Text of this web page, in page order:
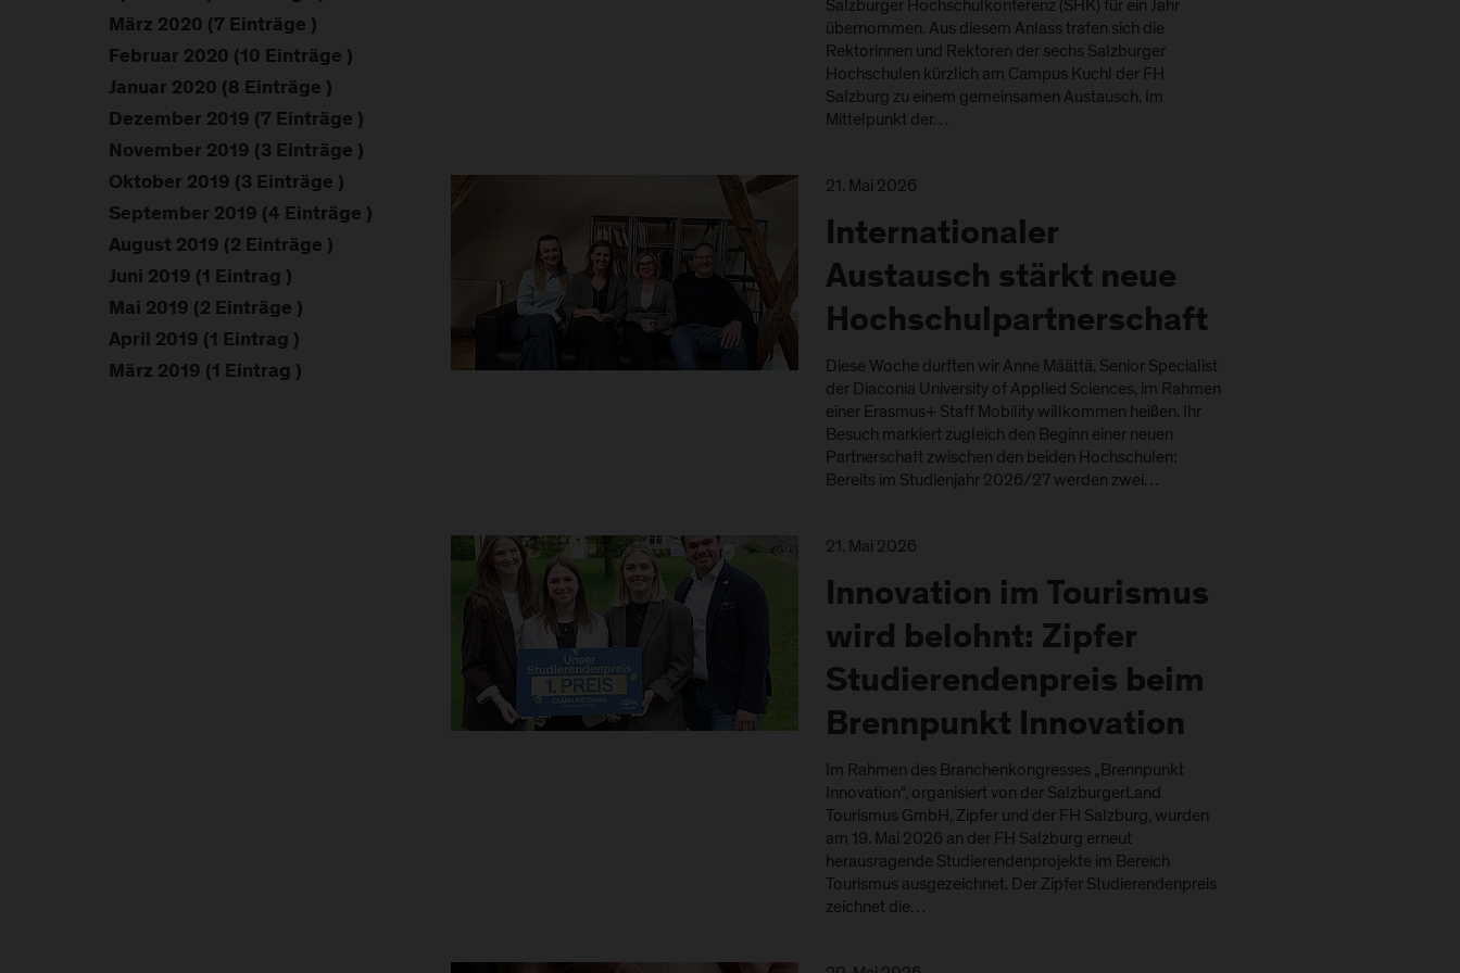
Salzburger Hochschulkonferenz (SHK) für ein Jahr
übernommen. Aus diesem Anlass trafen sich die
Rektorinnen und Rektoren der sechs Salzburger
Hochschulen kürzlich am Campus Kuchl der FH
Salzburg zu einem gemeinsamen Austausch. Im
Mittelpunkt der…
21. Mai 2026
Internationaler
Austausch stärkt neue
Hochschulpartnerschaft
Diese Woche durften wir Anne Määttä, Senior Specialist
der Diaconia University of Applied Sciences, im Rahmen
einer Erasmus+ Staff Mobility willkommen heißen. Ihr
Besuch markiert zugleich den Beginn einer neuen
Partnerschaft zwischen den beiden Hochschulen:
Bereits im Studienjahr 2026/27 werden zwei…
21. Mai 2026
Innovation im Tourismus
wird belohnt: Zipfer
Studierendenpreis beim
Brennpunkt Innovation
Im Rahmen des Branchenkongresses „Brennpunkt
Innovation“, organisiert von der SalzburgerLand
Tourismus GmbH, Zipfer und der FH Salzburg, wurden
am 19. Mai 2026 an der FH Salzburg erneut
herausragende Studierendenprojekte im Bereich
Tourismus ausgezeichnet. Der Zipfer Studierendenpreis
zeichnet die…
März 2020 (7 Einträge )
Februar 2020 (10 Einträge )
Januar 2020 (8 Einträge )
Dezember 2019 (7 Einträge )
November 2019 (3 Einträge )
Oktober 2019 (3 Einträge )
September 2019 (4 Einträge )
August 2019 (2 Einträge )
Juni 2019 (1 Eintrag )
Mai 2019 (2 Einträge )
April 2019 (1 Eintrag )
März 2019 (1 Eintrag )